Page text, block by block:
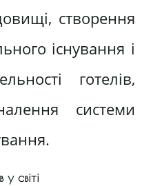
створення
існування і
готелів,
системи
світі